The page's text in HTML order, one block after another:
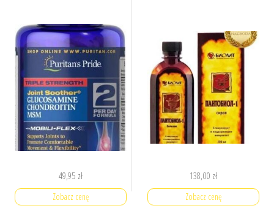
49,95 zł
Zobacz cenę
138,00 zł
Zobacz cenę